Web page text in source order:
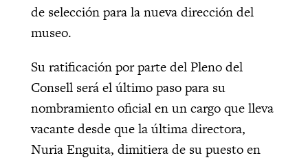
de selección para la nueva dirección del
museo.
Su ratificación por parte del Pleno del
Consell será el último paso para su
nombramiento oficial en un cargo que lleva
vacante desde que la última directora,
Nuria Enguita, dimitiera de su puesto en